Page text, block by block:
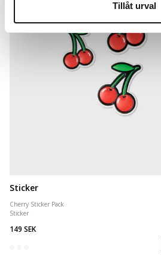
Tillåt urval
Sticker
Cherry Sticker Pack
Sticker
149 SEK